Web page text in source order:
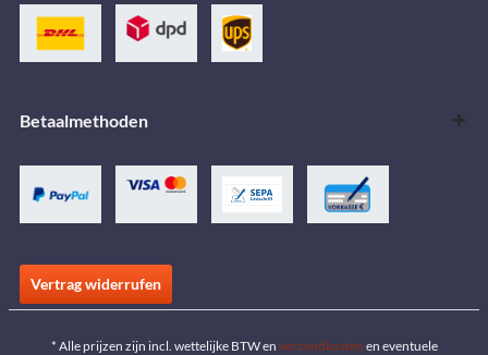
Betaalmethoden
Vertrag widerrufen
* Alle prijzen zijn incl. wettelijke BTW en verzendkosten en eventuele